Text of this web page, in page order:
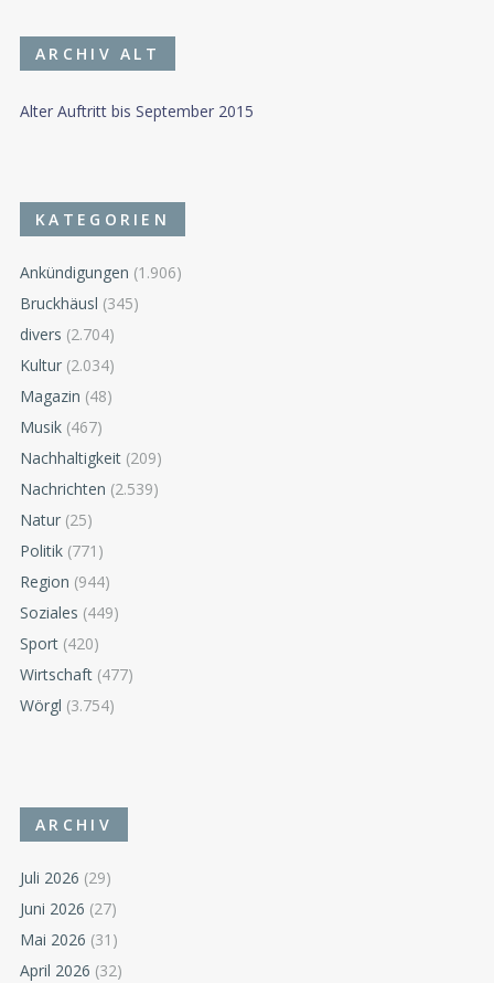
ARCHIV ALT
Alter Auftritt bis September 2015
KATEGORIEN
Ankündigungen (1.906)
Bruckhäusl (345)
divers (2.704)
Kultur (2.034)
Magazin (48)
Musik (467)
Nachhaltigkeit (209)
Nachrichten (2.539)
Natur (25)
Politik (771)
Region (944)
Soziales (449)
Sport (420)
Wirtschaft (477)
Wörgl (3.754)
ARCHIV
Juli 2026 (29)
Juni 2026 (27)
Mai 2026 (31)
April 2026 (32)